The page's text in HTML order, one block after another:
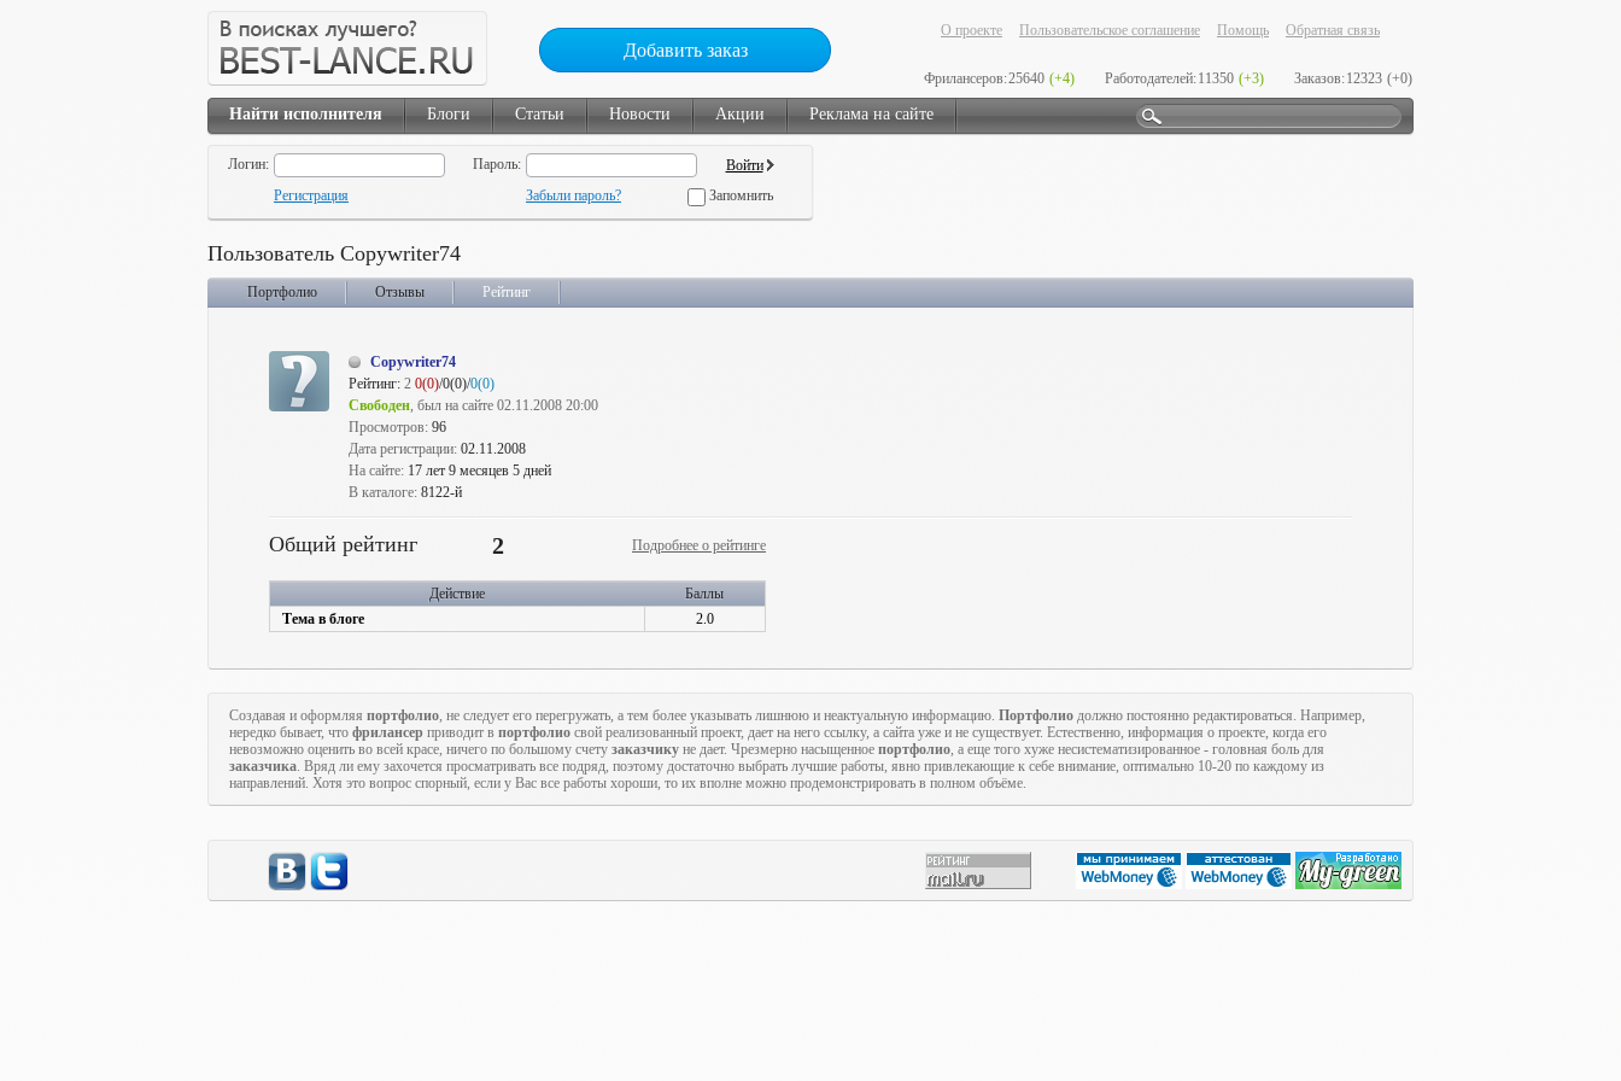
Добавить заказ
О проекте Пользовательское соглашение Помощь Обратная связь
Фрилансеров:25640 (+4) Работодателей:11350 (+3) Заказов:12323 (+0)
Найти исполнителя Блоги Статьи Новости Акции Реклама на сайте
Логин:
Пароль:
Регистрация
Забыли пароль? Запомнить
Пользователь Copywriter74
Портфолио Отзывы Рейтинг
Copywriter74
Рейтинг: 2 0(0)/0(0)/0(0)
Свободен, был на сайте 02.11.2008 20:00
Просмотров: 96
Дата регистрации: 02.11.2008
На сайте: 17 лет 9 месяцев 5 дней
В каталоге: 8122-й
Общий рейтинг 2 Подробнее о рейтинге
Действие
Баллы
Тема в блоге
2.0
Создавая и оформляя портфолио, не следует его перегружать, а тем более указывать лишнюю и неактуальную информацию. Портфолио должно постоянно редактироваться. Например,
нередко бывает, что фрилансер приводит в портфолио свой реализованный проект, дает на него ссылку, а сайта уже и не существует. Естественно, информация о проекте, когда его
невозможно оценить во всей красе, ничего по большому счету заказчику не дает. Чрезмерно насыщенное портфолио, а еще того хуже несистематизированное - головная боль для
заказчика. Вряд ли ему захочется просматривать все подряд, поэтому достаточно выбрать лучшие работы, явно привлекающие к себе внимание, оптимально 10-20 по каждому из
направлений. Хотя это вопрос спорный, если у Вас все работы хороши, то их вполне можно продемонстрировать в полном объёме.